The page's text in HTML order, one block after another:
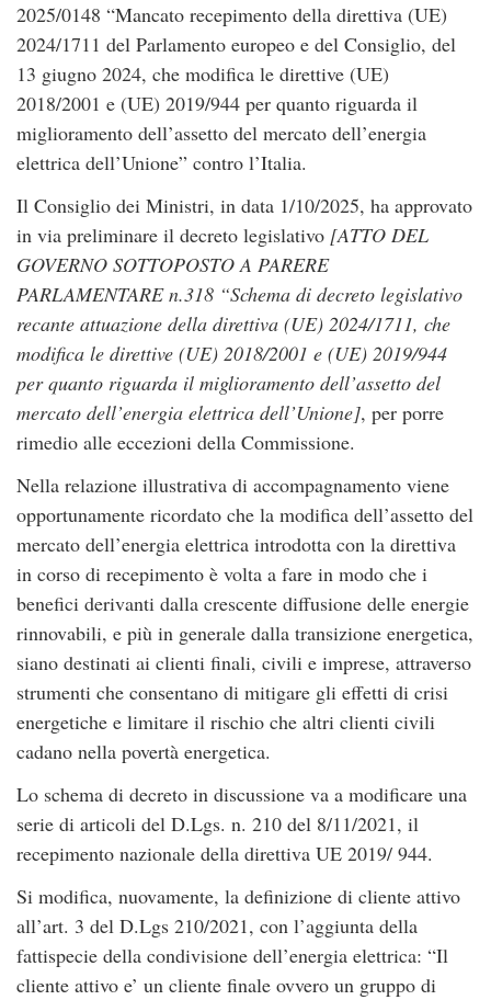
2025/0148 “Mancato recepimento della direttiva (UE)
2024/1711 del Parlamento europeo e del Consiglio, del
13 giugno 2024, che modifica le direttive (UE)
2018/2001 e (UE) 2019/944 per quanto riguarda il
miglioramento dell’assetto del mercato dell’energia
elettrica dell’Unione” contro l’Italia.
Il Consiglio dei Ministri, in data 1/10/2025, ha approvato
in via preliminare il decreto legislativo [ATTO DEL
GOVERNO SOTTOPOSTO A PARERE
PARLAMENTARE n.318 “Schema di decreto legislativo
recante attuazione della direttiva (UE) 2024/1711, che
modifica le direttive (UE) 2018/2001 e (UE) 2019/944
per quanto riguarda il miglioramento dell’assetto del
mercato dell’energia elettrica dell’Unione], per porre
rimedio alle eccezioni della Commissione.
Nella relazione illustrativa di accompagnamento viene
opportunamente ricordato che la modifica dell’assetto del
mercato dell’energia elettrica introdotta con la direttiva
in corso di recepimento è volta a fare in modo che i
benefici derivanti dalla crescente diffusione delle energie
rinnovabili, e più in generale dalla transizione energetica,
siano destinati ai clienti finali, civili e imprese, attraverso
strumenti che consentano di mitigare gli effetti di crisi
energetiche e limitare il rischio che altri clienti civili
cadano nella povertà energetica.
Lo schema di decreto in discussione va a modificare una
serie di articoli del D.Lgs. n. 210 del 8/11/2021, il
recepimento nazionale della direttiva UE 2019/ 944.
Si modifica, nuovamente, la definizione di cliente attivo
all’art. 3 del D.Lgs 210/2021, con l’aggiunta della
fattispecie della condivisione dell’energia elettrica: “Il
cliente attivo e’ un cliente finale ovvero un gruppo di